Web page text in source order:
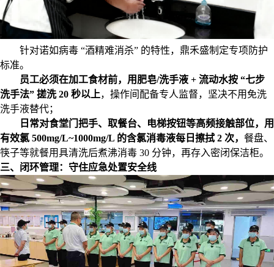
针对诺如病毒 “酒精难消杀” 的特性，鼎禾盛制定专项防护
标准。
员工必须在加工食材前，用肥皂/洗手液 + 流动水按 “七步
洗手法” 搓洗 20 秒以上，操作间配备专人监督，坚决不用免洗
洗手液替代；
日常对食堂门把手、取餐台、电梯按钮等高频接触部位，用
有效氯 500mg/L~1000mg/L 的含氯消毒液每日擦拭 2 次， 餐盘、
筷子等就餐用具清洗后煮沸消毒 30 分钟，再存入密闭保洁柜。
三、闭环管理：守住应急处置安全线